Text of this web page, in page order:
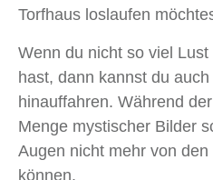
Torfhaus loslaufen
Wenn du nicht so viel
hast, dann kannst du
hinauffahren. Während
Menge mystischer Bilder
Augen nicht mehr von
können.